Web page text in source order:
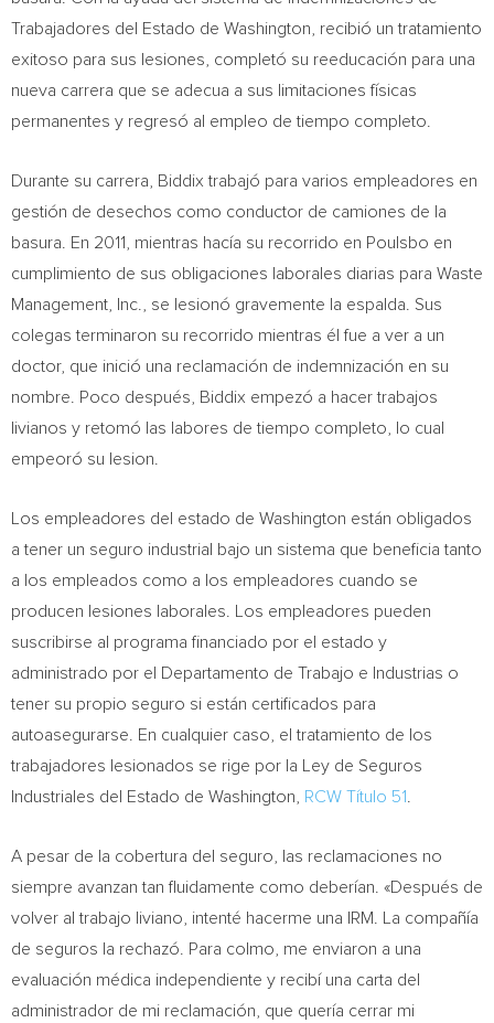
Trabajadores del Estado de Washington , recibió un tratamiento
exitoso para sus lesiones, completó su reeducación para una
nueva carrera que se adecua a sus limitaciones físicas
permanentes y regresó al empleo de tiempo completo.
Durante su carrera, Biddix trabajó para varios empleadores en
gestión de desechos como conductor de camiones de la
basura. En 2011, mientras hacía su recorrido en Poulsbo en
cumplimiento de sus obligaciones laborales diarias para Waste
Management, Inc., se lesionó gravemente la espalda. Sus
colegas terminaron su recorrido mientras él fue a ver a un
doctor, que inició una reclamación de indemnización en su
nombre. Poco después, Biddix empezó a hacer trabajos
livianos y retomó las labores de tiempo completo, lo cual
empeoró su lesion.
Los empleadores del estado de Washington están obligados
a tener un seguro industrial bajo un sistema que beneficia tanto
a los empleados como a los empleadores cuando se
producen lesiones laborales. Los empleadores pueden
suscribirse al programa financiado por el estado y
administrado por el Departamento de Trabajo e Industrias o
tener su propio seguro si están certificados para
autoasegurarse. En cualquier caso, el tratamiento de los
trabajadores lesionados se rige por la Ley de Seguros
Industriales del Estado de Washington RCW Título 51
A pesar de la cobertura del seguro, las reclamaciones no
siempre avanzan tan fluidamente como deberían. «Después de
volver al trabajo liviano, intenté hacerme una IRM. La compañía
de seguros la rechazó. Para colmo, me enviaron a una
evaluación médica independiente y recibí una carta del
administrador de mi reclamación, que quería cerrar mi